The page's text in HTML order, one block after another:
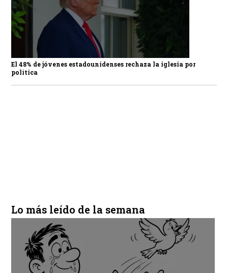
El 48% de jóvenes estadounidenses rechaza la iglesia por
política
Lo más leído de la semana